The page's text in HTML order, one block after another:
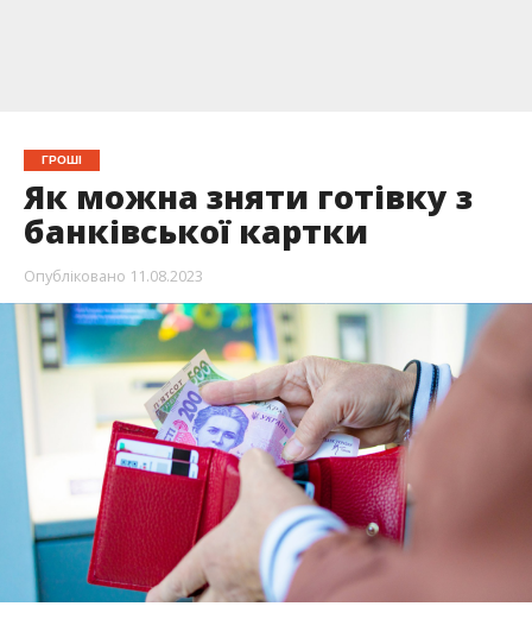
ГРОШІ
Як можна зняти готівку з
банківської картки
Опубліковано 11.08.2023